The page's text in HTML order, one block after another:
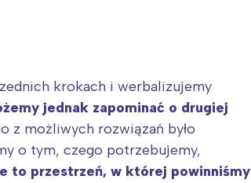
krokach i werbalizujemy
jednak zapominać o drugiej
z możliwych rozwiązań było
o tym, czego potrzebujemy,
to przestrzeń, w której powinniśmy